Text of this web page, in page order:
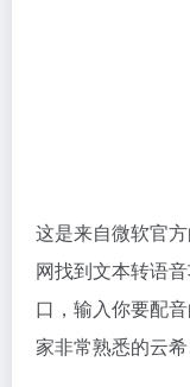
这是来自微软官
网找到文本转语
口，输入你要配
家非常熟悉的云